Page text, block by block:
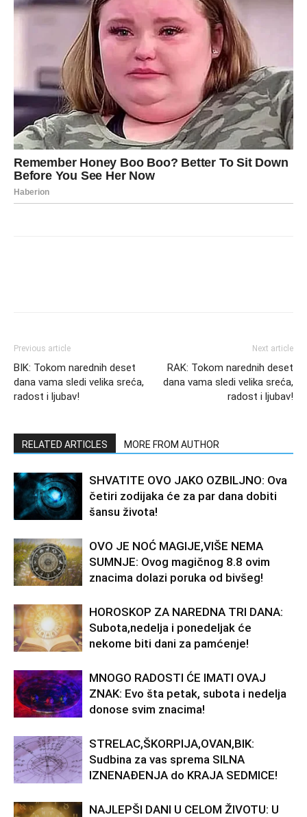
Previous article
BIK: Tokom narednih deset
dana vama sledi velika sreća,
radost i ljubav!
Next article
RAK: Tokom narednih deset
dana vama sledi velika sreća,
radost i ljubav!
RELATED ARTICLES MORE FROM AUTHOR
SHVATITE OVO JAKO OZBILJNO: Ova
četiri zodijaka će za par dana dobiti
šansu života!
OVO JE NOĆ MAGIJE,VIŠE NEMA
SUMNJE: Ovog magičnog 8.8 ovim
znacima dolazi poruka od bivšeg!
HOROSKOP ZA NAREDNA TRI DANA:
Subota,nedelja i ponedeljak će
nekome biti dani za pamćenje!
MNOGO RADOSTI ĆE IMATI OVAJ
ZNAK: Evo šta petak, subota i nedelja
donose svim znacima!
STRELAC,ŠKORPIJA,OVAN,BIK:
Sudbina za vas sprema SILNA
IZNENAĐENJA do KRAJA SEDMICE!
NAJLEPŠI DANI U CELOM ŽIVOTU: U